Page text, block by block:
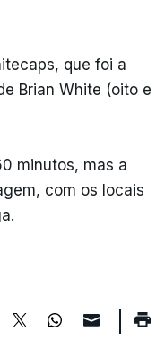
que foi a
Brian White (oito e
minutos, mas a
com os locais